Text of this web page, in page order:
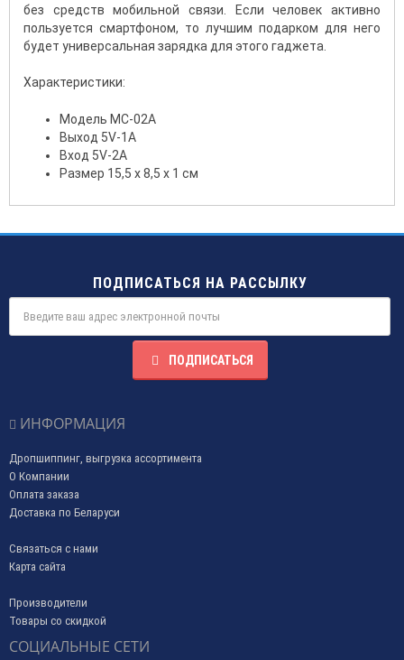
без средств мобильной связи. Если человек активно
пользуется смартфоном, то лучшим подарком для него
будет универсальная зарядка для этого гаджета.
Характеристики:
Модель MC-02A
Выход 5V-1A
Вход 5V-2A
Размер 15,5 х 8,5 х 1 см
ПОДПИСАТЬСЯ НА РАССЫЛКУ
ПОДПИСАТЬСЯ
ИНФОРМАЦИЯ
Дропшиппинг, выгрузка ассортимента
О Компании
Оплата заказа
Доставка по Беларуси
Связаться с нами
Карта сайта
Производители
Товары со скидкой
СОЦИАЛЬНЫЕ СЕТИ